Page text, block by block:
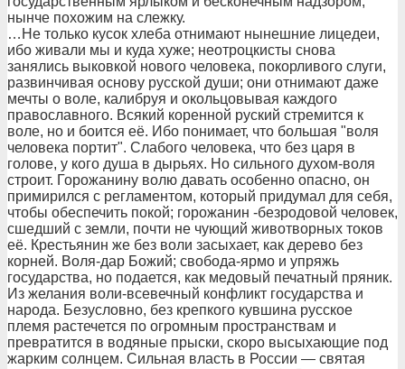
нынче похожим на слежку.
…Не только кусок хлеба отнимают нынешние лицедеи,
ибо живали мы и куда хуже; неотроцкисты снова
занялись выковкой нового человека, покорливого слуги,
развинчивая основу русской души; они отнимают даже
мечты о воле, калибруя и окольцовывая каждого
православного. Всякий коренной руский стремится к
воле, но и боится её. Ибо понимает, что большая "воля
человека портит". Слабого человека, что без царя в
голове, у кого душа в дырьях. Но сильного духом-воля
строит. Горожанину волю давать особенно опасно, он
примирился с регламентом, который придумал для себя,
чтобы обеспечить покой; горожанин -безродовой человек,
сшедший с земли, почти не чующий животворных токов
её. Крестьянин же без воли засыхает, как дерево без
корней. Воля-дар Божий; свобода-ярмо и упряжь
государства, но подается, как медовый печатный пряник.
Из желания воли-всевечный конфликт государства и
народа. Безусловно, без крепкого кувшина русское
племя растечется по огромным пространствам и
превратится в водяные прыски, скоро высыхающие под
жарким солнцем. Сильная власть в России — святая